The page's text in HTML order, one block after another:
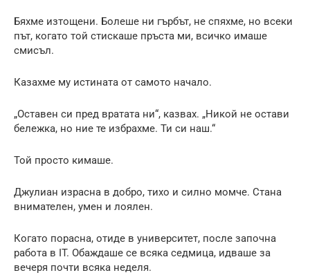
Бяхме изтощени. Болеше ни гърбът, не спяхме, но всеки
път, когато той стискаше пръста ми, всичко имаше
смисъл.
Казахме му истината от самото начало.
„Оставен си пред вратата ни“, казвах. „Никой не остави
бележка, но ние те избрахме. Ти си наш.“
Той просто кимаше.
Джулиан израсна в добро, тихо и силно момче. Стана
внимателен, умен и лоялен.
Когато порасна, отиде в университет, после започна
работа в IT. Обаждаше се всяка седмица, идваше за
вечеря почти всяка неделя.